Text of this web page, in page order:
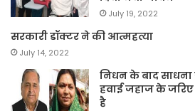
July 19, 2022
सरकारी डॉक्टर ने की आत्महत्या
July 14, 2022
निधन के बाद साधना
हवाई जहाज के
है